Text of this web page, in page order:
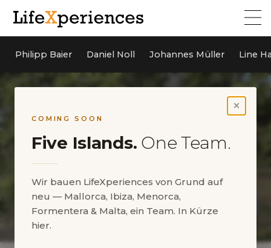
Philipp Baier Daniel Noll Johannes Müller Line
×
COMING SOON
Five Islands. One Team.
Wir bauen LifeXperiences von Grund auf
neu — Mallorca, Ibiza, Menorca,
Formentera & Malta, ein Team. In Kürze
hier.
Monika Linnenbecker